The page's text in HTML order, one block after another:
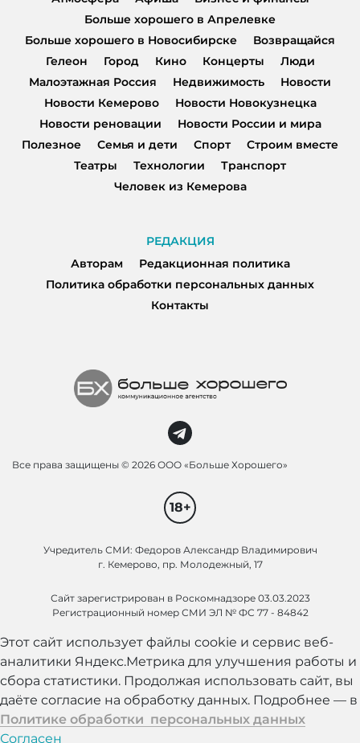
Больше хорошего в Апрелевке
Больше хорошего в Новосибирске
Возвращайся
Гелеон
Город Кино Концерты
Люди
Малоэтажная Россия
Недвижимость
Новости
Новости Кемерово
Новости Новокузнецка
Новости реновации
Новости России и мира
Полезное
Семья и дети Спорт
Строим вместе
Театры
Технологии
Транспорт
Человек из Кемерова
РЕДАКЦИЯ
Авторам
Редакционная политика
Политика обработки персональных данных
Контакты
Все права защищены © 2026 ООО «Больше Хорошего»
18+
Учредитель СМИ: Федоров Александр Владимирович
г. Кемерово, пр. Молодежный, 17
Сайт зарегистрирован в Роскомнадзоре 03.03.2023
Регистрационный номер СМИ ЭЛ № ФС 77 - 84842
Этот сайт использует файлы cookie и сервис веб-
аналитики Яндекс.Метрика для улучшения работы и
сбора статистики. Продолжая использовать сайт, вы
даёте согласие на обработку данных. Подробнее — в
Политике обработки персональных данных
Согласен